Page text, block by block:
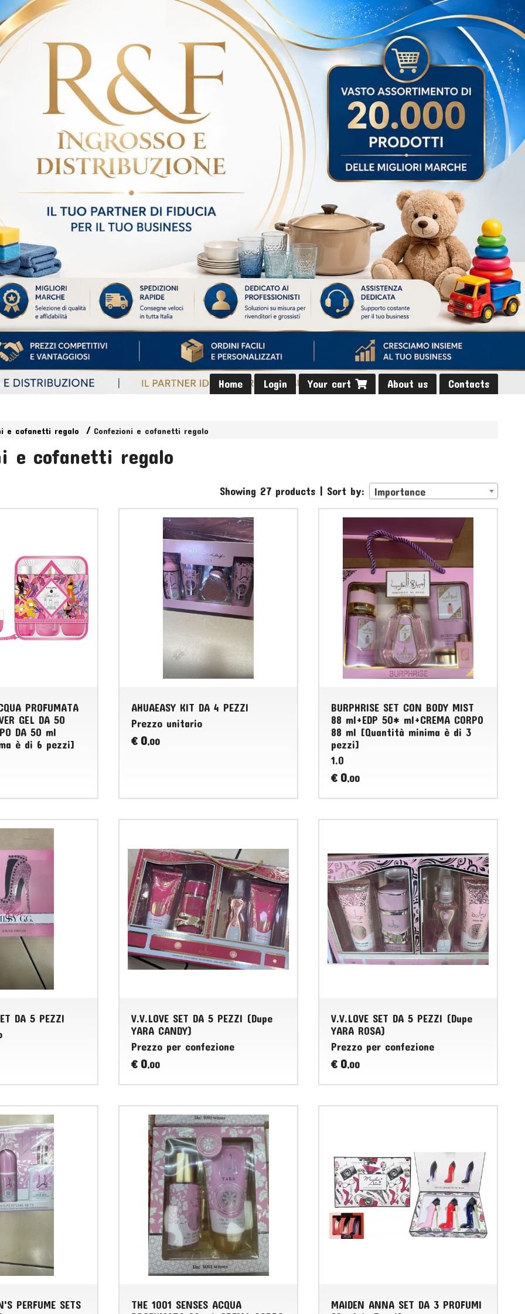
Home Login Your cart About us Contacts
e cofanetti regalo Confezioni e cofanetti regalo
e cofanetti regalo
Showing 27 products | Sort by: Importance
PROFUMATA
GEL DA 50
DA 50 ml
è di 6 pezzi]
AHUAEASY KIT DA 4 PEZZI
Prezzo unitario
€ 0,00
BURPHRISE SET CON BODY MIST
88 ml+EDP 50* ml+CREMA CORPO
88 ml [Quantità minima è di 3
pezzi]
1.0
€ 0,00
DA 5 PEZZI
V.V.LOVE SET DA 5 PEZZI (Dupe
YARA CANDY)
Prezzo per confezione
€ 0,00
V.V.LOVE SET DA 5 PEZZI (Dupe
YARA ROSA)
Prezzo per confezione
€ 0,00
PERFUME SETS
THE 1001 SENSES ACQUA
MAIDEN ANNA SET DA 3 PROFUMI